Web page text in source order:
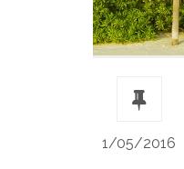
1/05/2016